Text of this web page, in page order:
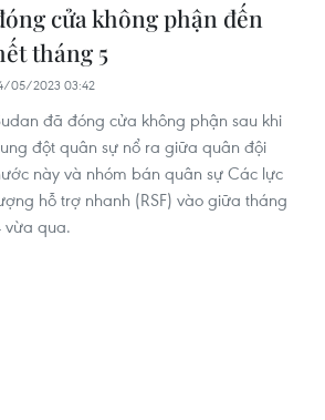
cửa không phận đến
tháng 5
05/2023 03:42
đã đóng cửa không phận sau khi
đột quân sự nổ ra giữa quân đội
này và nhóm bán quân sự Các lực
hỗ trợ nhanh (RSF) vào giữa tháng
vừa qua.